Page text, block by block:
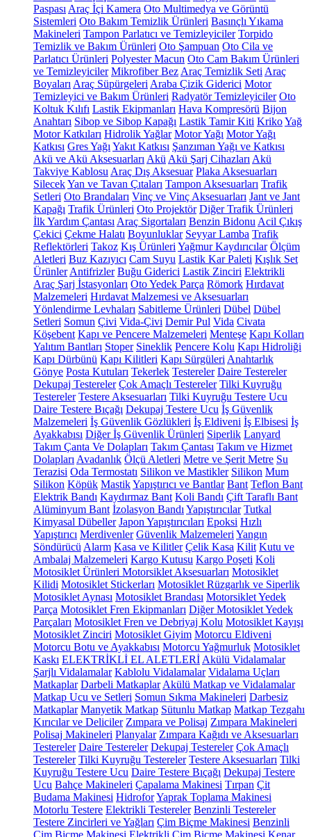
Paspası Araç İçi Kamera Oto Multimedya ve Görüntü
Sistemleri Oto Bakım Temizlik Ürünleri Basınçlı Yıkama
Makineleri Tampon Parlatıcı ve Temizleyiciler Torpido
Temizlik ve Bakım Ürünleri Oto Şampuan Oto Cila ve
Parlatıcı Ürünleri Polyester Macun Oto Cam Bakım Ürünleri
ve Temizleyiciler Mikrofiber Bez Araç Temizlik Seti Araç
Boyaları Araç Süpürgeleri Araba Çizik Giderici Motor
Temizleyici ve Bakım Ürünleri Radyatör Temizleyiciler Oto
Koltuk Kılıfı Lastik Ekipmanları Hava Kompresörü Bijon
Anahtarı Sibop ve Sibop Kapağı Lastik Tamir Kiti KrikoYağ
Motor Katkıları Hidrolik Yağlar Motor Yağı Motor Yağı
Katkısı Gres Yağı Yakıt Katkısı Şanzıman Yağı ve Katkısı
Akü ve Akü Aksesuarları Akü Akü Şarj Cihazları Akü
Takviye Kablosu Araç Dış Aksesuar Plaka Aksesuarları
SilecekYan ve Tavan Çıtaları Tampon Aksesuarları Trafik
Setleri Oto Brandaları Vinç ve Vinç Aksesuarları Jant ve Jant
Kapağı Trafik Ürünleri Oto Projektör Diğer Trafik Ürünleri
İlk Yardım Çantası Araç Sigortaları Benzin Bidonu Acil Çıkış
Çekici Çekme Halatı Boyunluklar Seyyar Lamba Trafik
Reflektörleri Takoz Kış Ürünleri Yağmur Kaydırıcılar Ölçüm
Aletleri Buz Kazıyıcı Cam Suyu Lastik Kar Paleti Kışlık Set
Ürünler Antifrizler Buğu Giderici Lastik Zinciri Elektrikli
Araç Şarj İstasyonları Oto Yedek Parça Römork Hırdavat
Malzemeleri Hırdavat Malzemesi ve Aksesuarları
Yönlendirme Levhaları Sabitleme Ürünleri Dübel Dübel
Setleri Somun Çivi Vida-Çivi Demir Pul Vida Civata
Köşebent Kapı ve Pencere Malzemeleri Menteşe Kapı Kolları
Yalıtım Bantları Stoper Sineklik Pencere Kolu Kapı Hidroliği
Kapı Dürbünü Kapı Kilitleri Kapı Sürgüleri Anahtarlık
Gönye Posta Kutuları Tekerlek Testereler Daire Testereler
Dekupaj Testereler Çok Amaçlı Testereler Tilki Kuyruğu
Testereler Testere Aksesuarları Tilki Kuyruğu Testere Ucu
Daire Testere Bıçağı Dekupaj Testere Ucu İş Güvenlik
Malzemeleri İş Güvenlik Gözlükleri İş Eldiveni İş Elbisesi İş
Ayakkabısı Diğer İş Güvenlik Ürünleri Siperlik Lanyard
Takım Çanta Ve Dolapları Takım Çantası Takım ve Hizmet
Dolapları Avadanlık Ölçü Aletleri Metre ve Şerit Metre Su
Terazisi Oda Termostatı Silikon ve Mastikler Silikon Mum
Silikon Köpük MastikYapıştırıcı ve Bantlar Bant Teflon Bant
Elektrik Bandı Kaydırmaz Bant Koli Bandı Çift Taraflı Bant
Alüminyum Bant İzolasyon Bandı Yapıştırıcılar Tutkal
Kimyasal Dübeller Japon Yapıştırıcıları Epoksi Hızlı
Yapıştırıcı Merdivenler Güvenlik Malzemeleri Yangın
Söndürücü Alarm Kasa ve Kilitler Çelik Kasa Kilit Kutu ve
Ambalaj Malzemeleri Kargo Kutusu Kargo Poşeti Koli
Motosiklet Ürünleri Motorsiklet Aksesuarları Motosiklet
Kilidi Motosiklet Stickerları Motosiklet Rüzgarlık ve Siperlik
Motosiklet Aynası Motosiklet Brandası Motorsiklet Yedek
Parça Motosiklet Fren Ekipmanları Diğer Motosiklet Yedek
Parçaları Motosiklet Fren ve Debriyaj Kolu Motosiklet Kayışı
Motosiklet Zinciri Motosiklet Giyim Motorcu Eldiveni
Motorcu Botu ve Ayakkabısı Motorcu Yağmurluk Motosiklet
Kaskı ELEKTRİKLİ EL ALETLERİ Akülü Vidalamalar
Şarjlı Vidalamalar Kablolu Vidalamalar Vidalama Uçları
Matkaplar Darbeli Matkaplar Akülü Matkap ve Vidalamalar
Matkap Ucu ve Setleri Somun Sıkma Makineleri Darbesiz
Matkaplar Manyetik Matkap Sütunlu Matkap Matkap Tezgahı
Kırıcılar ve Deliciler Zımpara ve Polisaj Zımpara Makineleri
Polisaj Makineleri Planyalar Zımpara Kağıdı ve Aksesuarları
Testereler Daire Testereler Dekupaj Testereler Çok Amaçlı
Testereler Tilki Kuyruğu Testereler Testere Aksesuarları Tilki
Kuyruğu Testere Ucu Daire Testere Bıçağı Dekupaj Testere
Ucu Bahçe Makineleri Çapalama Makinesi Tırpan Çit
Budama Makinesi HidroforYaprak Toplama Makinesi
Motorlu Testere Elektrikli Testereler Benzinli Testereler
Testere Zincirleri ve Yağları Çim Biçme Makinesi Benzinli
Çim Biçme Makinesi Elektrikli Çim Biçme Makinesi Kenar